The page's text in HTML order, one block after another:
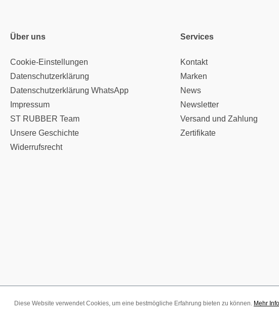
Über uns
Cookie-Einstellungen
Datenschutzerklärung
Datenschutzerklärung WhatsApp
Impressum
ST RUBBER Team
Unsere Geschichte
Widerrufsrecht
Services
Kontakt
Marken
News
Newsletter
Versand und Zahlung
Zertifikate
Diese Website verwendet Cookies, um eine bestmögliche Erfahrung bieten zu können. Mehr